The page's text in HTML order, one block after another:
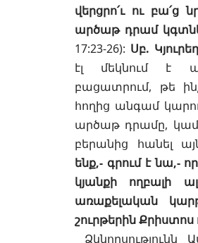
վերցրո՛ւ ու բա՛ց
արծաթ դրամ
17:23-26): Սբ.
էլ մեկնում է
բացատրում, թե
հողից անգամ
արծաթ դրամը,
բերանից հանել
ենք,- գրում է նա,-
կյանքի ողբալի
առաքելական
շուրթերին Քրիստոս